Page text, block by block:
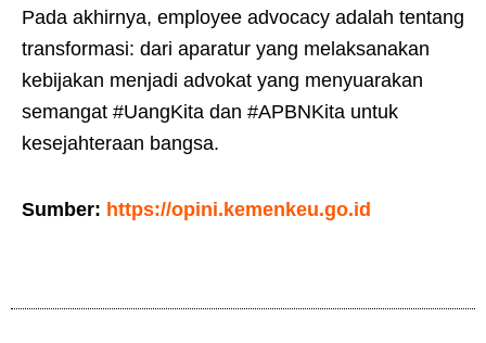
Pada akhirnya, employee advocacy adalah tentang
transformasi: dari aparatur yang melaksanakan
kebijakan menjadi advokat yang menyuarakan
semangat #UangKita dan #APBNKita untuk
kesejahteraan bangsa.
Sumber: https://opini.kemenkeu.go.id